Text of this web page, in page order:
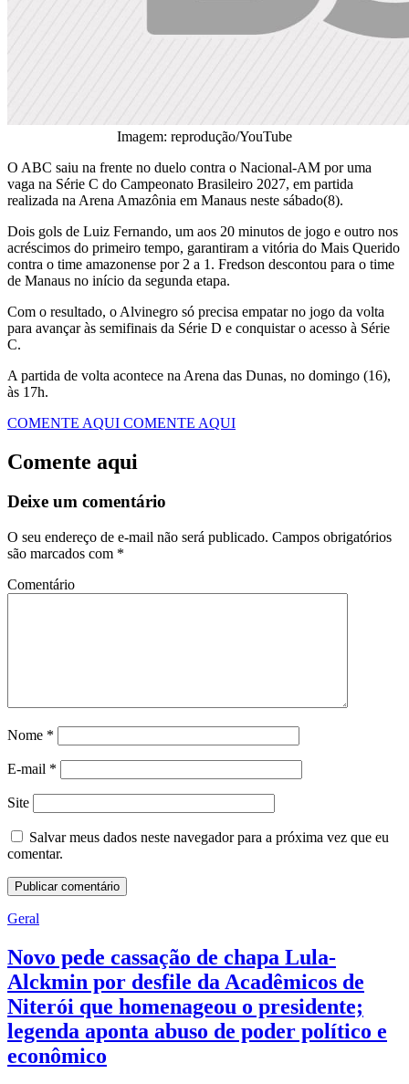
Imagem: reprodução/YouTube
O ABC saiu na frente no duelo contra o Nacional-AM por uma
vaga na Série C do Campeonato Brasileiro 2027, em partida
realizada na Arena Amazônia em Manaus neste sábado(8).
Dois gols de Luiz Fernando, um aos 20 minutos de jogo e outro nos
acréscimos do primeiro tempo, garantiram a vitória do Mais Querido
contra o time amazonense por 2 a 1. Fredson descontou para o time
de Manaus no início da segunda etapa.
Com o resultado, o Alvinegro só precisa empatar no jogo da volta
para avançar às semifinais da Série D e conquistar o acesso à Série
C.
A partida de volta acontece na Arena das Dunas, no domingo (16),
às 17h.
COMENTE AQUI COMENTE AQUI
Comente aqui
Deixe um comentário
O seu endereço de e-mail não será publicado. Campos obrigatórios
são marcados com *
Comentário
Nome *
E-mail *
Site
Salvar meus dados neste navegador para a próxima vez que eu
comentar.
Geral
Novo pede cassação de chapa Lula-
Alckmin por desfile da Acadêmicos de
Niterói que homenageou o presidente;
legenda aponta abuso de poder político e
econômico